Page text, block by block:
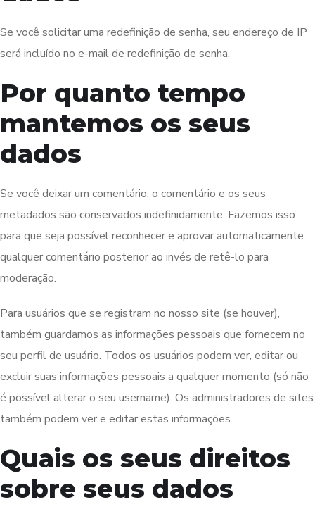
Se você solicitar uma redefinição de senha, seu endereço de IP
será incluído no e-mail de redefinição de senha.
Por quanto tempo
mantemos os seus
dados
Se você deixar um comentário, o comentário e os seus
metadados são conservados indefinidamente. Fazemos isso
para que seja possível reconhecer e aprovar automaticamente
qualquer comentário posterior ao invés de retê-lo para
moderação.
Para usuários que se registram no nosso site (se houver),
também guardamos as informações pessoais que fornecem no
seu perfil de usuário. Todos os usuários podem ver, editar ou
excluir suas informações pessoais a qualquer momento (só não
é possível alterar o seu username). Os administradores de sites
também podem ver e editar estas informações.
Quais os seus direitos
sobre seus dados